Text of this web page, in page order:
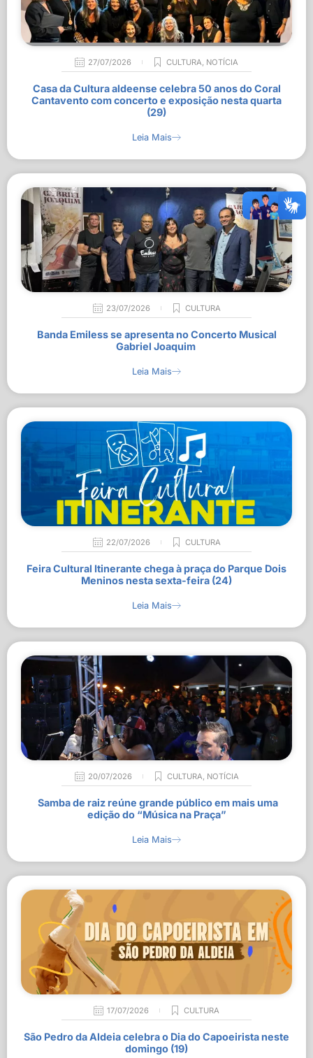
27/07/2026 CULTURA, NOTÍCIA
Casa da Cultura aldeense celebra 50 anos do Coral
Cantavento com concerto e exposição nesta quarta
(29)
Leia Mais
23/07/2026 CULTURA
Banda Emiless se apresenta no Concerto Musical
Gabriel Joaquim
Leia Mais
22/07/2026 CULTURA
Feira Cultural Itinerante chega à praça do Parque Dois
Meninos nesta sexta-feira (24)
Leia Mais
20/07/2026 CULTURA, NOTÍCIA
Samba de raiz reúne grande público em mais uma
edição do “Música na Praça”
Leia Mais
17/07/2026 CULTURA
São Pedro da Aldeia celebra o Dia do Capoeirista neste
domingo (19)